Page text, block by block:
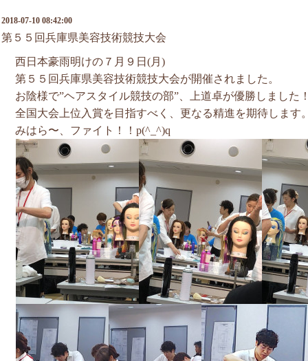
2018-07-10 08:42:00
第５５回兵庫県美容技術競技大会
西日本豪雨明けの７月９日(月)
第５５回兵庫県美容技術競技大会が開催されました。
お陰様で”ヘアスタイル競技の部”、上道卓が優勝しました
全国大会上位入賞を目指すべく、更なる精進を期待します
みはら〜、ファイト！！p(^_^)q